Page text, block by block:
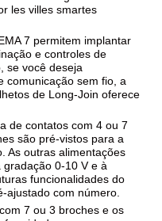
les villes smartes
7 permitem implantar
e controles de
se você deseja
comunicação sem fio, a
de Long-Join oferece
de contatos com 4 ou 7
são pré-vistos para a
As outras alimentações
0-10 V e à
funcionalidades do
ajustado com número.
7 ou 3 broches e os